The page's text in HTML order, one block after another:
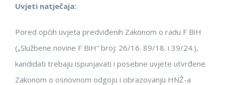
Uvjeti natječaja:
Pored općih uvjeta predviđenih Zakonom o radu F BiH
(„Službene novine F BiH“ broj: 26/16. 89/18. i 39/24.),
kandidati trebaju ispunjavati i posebne uvjete utvrđene
Zakonom o osnovnom odgoju i obrazovanju HNŽ-a